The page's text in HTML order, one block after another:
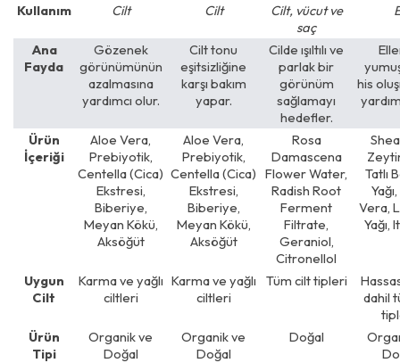
Kullanım Cilt Cilt
Cilt, vücut ve
saç
Ana
Fayda
Gözenek
görünümünün
azalmasına
yardımcı olur.
Cilt tonu
eşitsizliğine
karşı bakım
yapar.
Cilde ışıltılı ve
parlak bir
görünüm
sağlamayı
hedefler.
his
Ürün
İçeriği
Aloe Vera,
Prebiyotik,
Centella (Cica)
Ekstresi,
Biberiye,
Meyan Kökü,
Aksöğüt
Aloe Vera,
Prebiyotik,
Centella (Cica)
Ekstresi,
Biberiye,
Meyan Kökü,
Aksöğüt
Rosa
Damascena
Flower Water,
Radish Root
Ferment
Filtrate,
Geraniol,
Citronellol
Shea
Tatlı
Vera,
Yağı,
Uygun
Cilt
Karma ve yağlı
ciltleri
Karma ve yağlı
ciltleri
Tüm cilt tipleri
dahil
Ürün
Tipi
Organik ve
Doğal
Organik ve
Doğal
Doğal